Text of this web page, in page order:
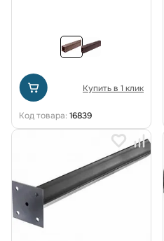
Купить в 1 клик
Код товара: 16839